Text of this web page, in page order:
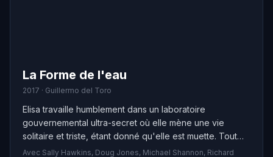
La Forme de l'eau
2017 · Guillermo del Toro
Elisa travaille humblement dans un laboratoire
gouvernemental ultra-secret où elle mène une vie
solitaire et triste, étant donné qu'elle est muette. Tout
change lorsque sa collègue Zelda et elle découvrent
Avec Sally Hawkins, Doug Jones, Michael Shannon, Richard